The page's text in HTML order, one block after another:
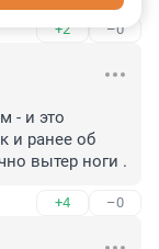
+2 –0
- и это
и ранее об
вытер ноги .
+4 –0